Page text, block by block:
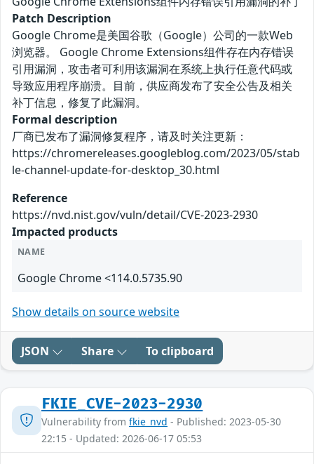
Patch Description
Google Chrome是美国谷歌（Google）公司的一款Web
浏览器。 Google Chrome Extensions组件存在内存错误
引用漏洞，攻击者可利用该漏洞在系统上执行任意代码或
导致应用程序崩溃。目前，供应商发布了安全公告及相关
补丁信息，修复了此漏洞。
Formal description
厂商已发布了漏洞修复程序，请及时关注更新：
https://chromereleases.googleblog.com/2023/05/stab
le-channel-update-for-desktop_30.html
Reference
https://nvd.nist.gov/vuln/detail/CVE-2023-2930
Impacted products
NAME
Google Chrome <114.0.5735.90
Show details on source website
JSON Share To clipboard
FKIE_CVE-2023-2930
Vulnerability from fkie_nvd - Published: 2023-05-30
22:15 - Updated: 2026-06-17 05:53